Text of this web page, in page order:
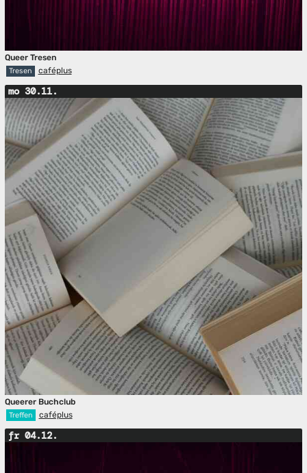
Queer Tresen
Tresen caféplus
mo 30.11.
Queerer Buchclub
Treffen caféplus
fr 04.12.